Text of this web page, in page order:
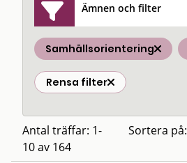
Ämnen och filter
Samhällsorientering
Rensa filter
Antal träffar: 1-
10 av 164
Sortera på: